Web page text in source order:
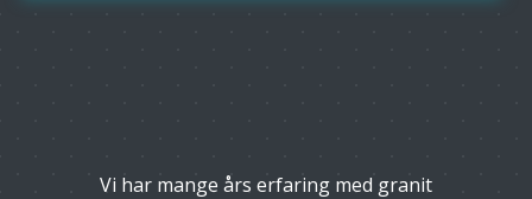
Vi har mange års erfaring med granit